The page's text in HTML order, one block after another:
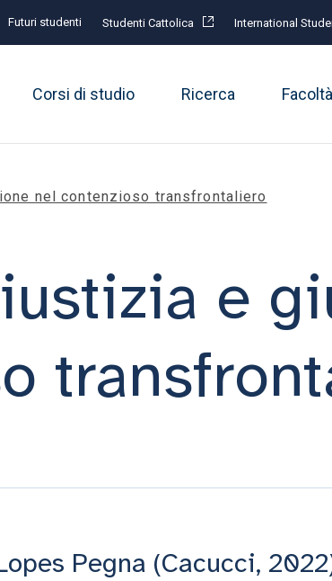
Futuri studenti Studenti Cattolica International
Corsi di studio Ricerca
nel contenzioso transfrontaliero
e
Pegna (Cacucci,